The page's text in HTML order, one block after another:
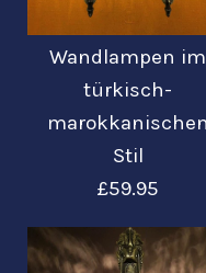
Mehr Details →
Mehr Details →
Wandlampen im
türkisch-
marokkanischen
Stil
£59.95